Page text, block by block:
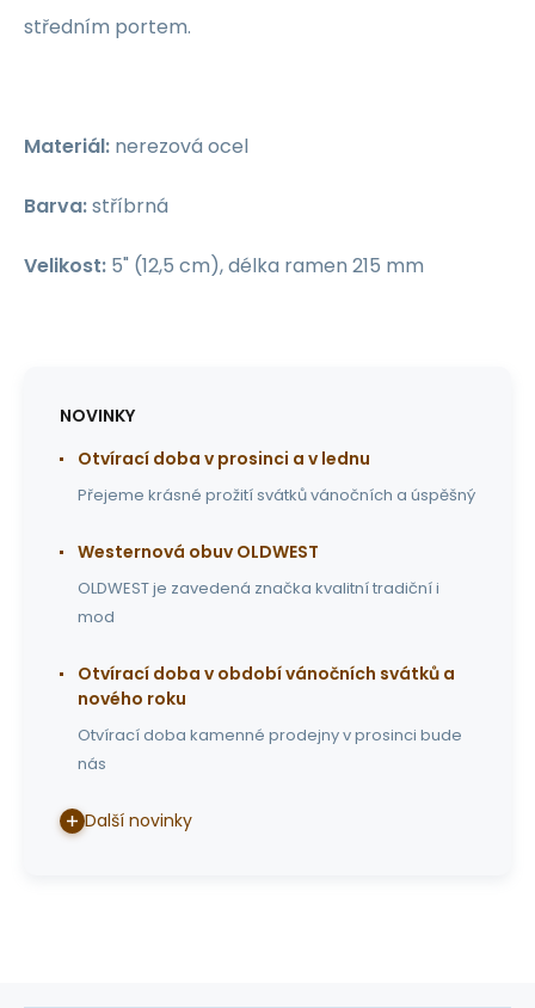
středním portem.
Materiál: nerezová ocel
Barva:stříbrná
Velikost: 5" (12,5 cm), délka ramen 215 mm
NOVINKY
Otvírací doba v prosinci a v lednu
Přejeme krásné prožití svátků vánočních a úspěšný
Westernová obuv OLDWEST
OLDWEST je zavedená značka kvalitní tradiční i
mod
Otvírací doba v období vánočních svátků a
nového roku
Otvírací doba kamenné prodejny v prosinci bude
nás
Další novinky